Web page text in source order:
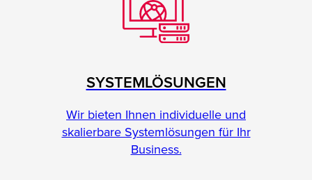
SYSTEMLÖSUNGEN
Wir bieten Ihnen individuelle und
skalierbare Systemlösungen für Ihr
Business.